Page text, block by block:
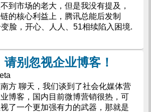
到市场的老大，但是我没有提及，
的核心利益上，腾讯总能后发制
脸，开心、人人、51相续陷入困境.
别忽视企业博客！
方 聊天，我们谈到了社会化媒体营
博客，国内目前微博营销很热，可
了一个更加强有力的武器，那就是